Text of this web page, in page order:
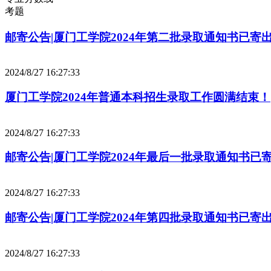
考题
邮寄公告|厦门工学院2024年第二批录取通知书已寄出
2024/8/27 16:27:33
厦门工学院2024年普通本科招生录取工作圆满结束！
2024/8/27 16:27:33
邮寄公告|厦门工学院2024年最后一批录取通知书已
2024/8/27 16:27:33
邮寄公告|厦门工学院2024年第四批录取通知书已寄出
2024/8/27 16:27:33